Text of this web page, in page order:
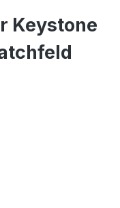
Keystone